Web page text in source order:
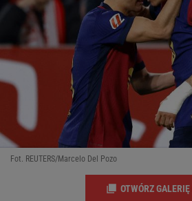
Fot. REUTERS/Marcelo Del Pozo
OTWÓRZ GALERIĘ